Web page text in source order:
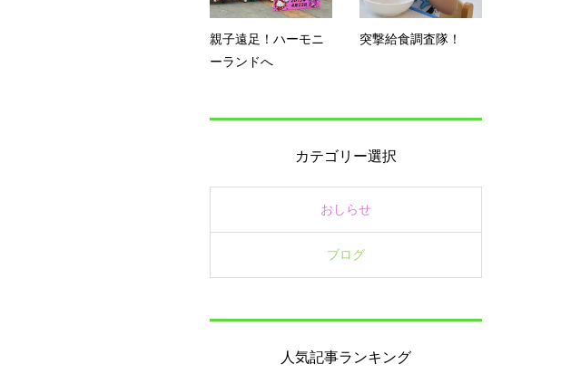
親子遠足！ハーモニ
ーランドへ
突撃給食調査隊！
カテゴリー選択
おしらせ
ブログ
人気記事ランキング